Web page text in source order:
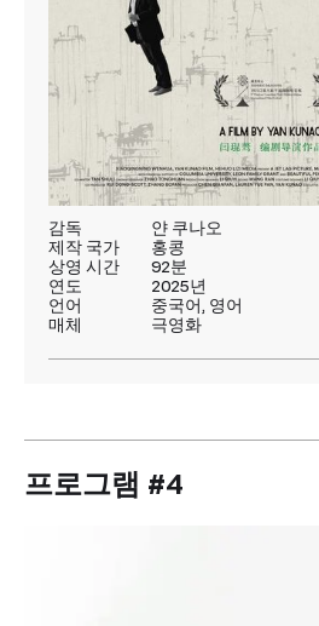
감독
얀 쿠나오
제작 국가
홍콩
상영 시간
92분
연도
2025년
언어
중국어, 영어
매체
극영화
프로그램 #4